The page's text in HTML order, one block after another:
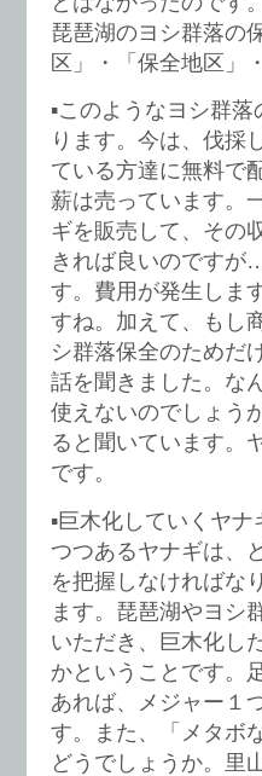
琵琶湖のヨシ群落の
区」・「保全地区」
▪️このようなヨシ群
ります。今は、伐採
ている方達に無料で
薪は売っています。
ギを販売して、その
きれば良いのですが
す。費用が発生しま
すね。加えて、もし
シ群落保全のためだ
話を聞きました。な
使えないのでしょう
ると聞いています。
です。
▪️巨木化していくヤ
つつあるヤナギは、
を把握しなければな
ます。琵琶湖やヨシ
いただき、巨木化し
かということです。
あれば、メジャー１
す。また、「メタボ
どうでしょうか。里